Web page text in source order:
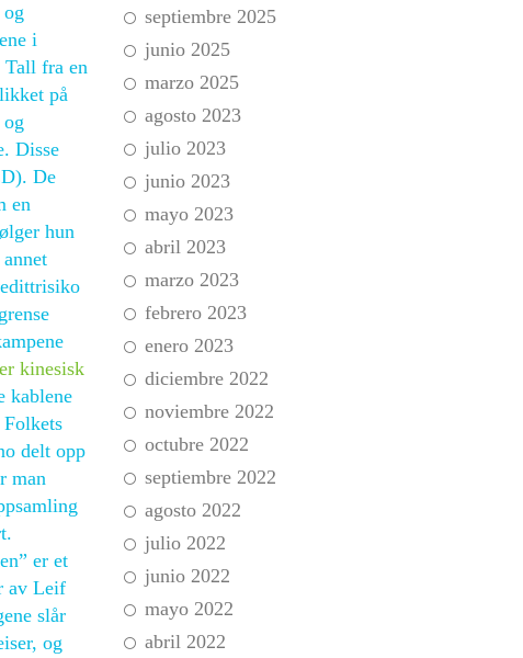
i
Tall fra en
på
Disse
De
en
hun
kinesisk
kablene
delt opp
man
er et
av Leif
slår
og
septiembre 2025
junio 2025
marzo 2025
agosto 2023
julio 2023
junio 2023
mayo 2023
abril 2023
marzo 2023
febrero 2023
enero 2023
diciembre 2022
noviembre 2022
octubre 2022
septiembre 2022
agosto 2022
julio 2022
junio 2022
mayo 2022
abril 2022